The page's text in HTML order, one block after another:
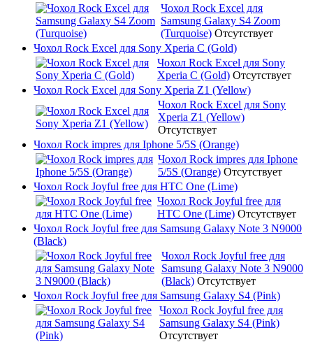
Чохол Rock Excel для
Samsung Galaxy S4 Zoom
(Turquoise) Отсутствует
Чохол Rock Excel для Sony Xperia C (Gold)
Чохол Rock Excel для Sony
Xperia C (Gold) Отсутствует
Чохол Rock Excel для Sony Xperia Z1 (Yellow)
Чохол Rock Excel для Sony
Xperia Z1 (Yellow)
Отсутствует
Чохол Rock impres для Iphone 5/5S (Orange)
Чохол Rock impres для Iphone
5/5S (Orange) Отсутствует
Чохол Rock Joyful free для HTC One (Lime)
Чохол Rock Joyful free для
HTC One (Lime) Отсутствует
Чохол Rock Joyful free для Samsung Galaxy Note 3 N9000
(Black)
Чохол Rock Joyful free для
Samsung Galaxy Note 3 N9000
(Black) Отсутствует
Чохол Rock Joyful free для Samsung Galaxy S4 (Pink)
Чохол Rock Joyful free для
Samsung Galaxy S4 (Pink)
Отсутствует